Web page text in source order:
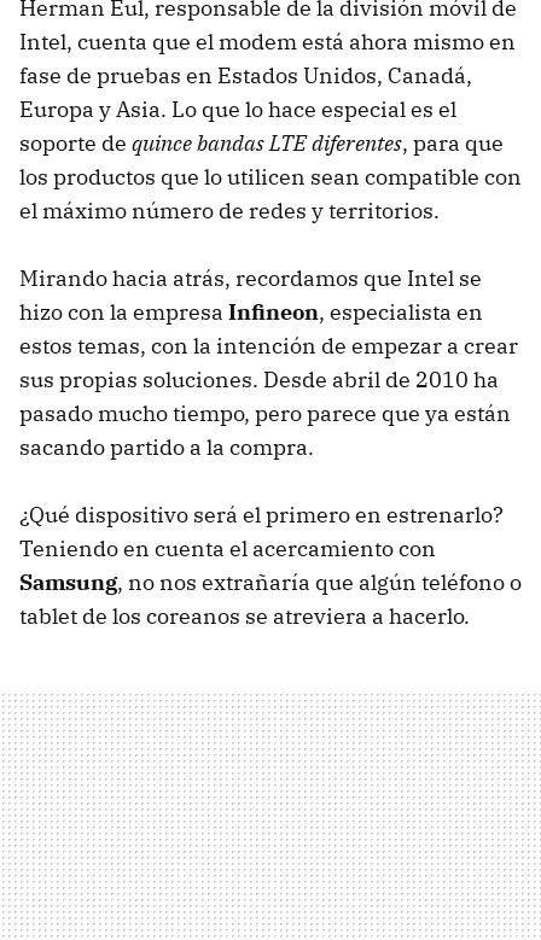
Herman Eul, responsable de la división móvil de
Intel, cuenta que el modem está ahora mismo en
fase de pruebas en Estados Unidos, Canadá,
Europa y Asia. Lo que lo hace especial es el
soporte de quince bandas LTE diferentes, para que
los productos que lo utilicen sean compatible con
el máximo número de redes y territorios.
Mirando hacia atrás, recordamos que Intel se
hizo con la empresa Infineon, especialista en
estos temas, con la intención de empezar a crear
sus propias soluciones. Desde abril de 2010 ha
pasado mucho tiempo, pero parece que ya están
sacando partido a la compra.
¿Qué dispositivo será el primero en estrenarlo?
Teniendo en cuenta el acercamiento con
Samsung, no nos extrañaría que algún teléfono o
tablet de los coreanos se atreviera a hacerlo.